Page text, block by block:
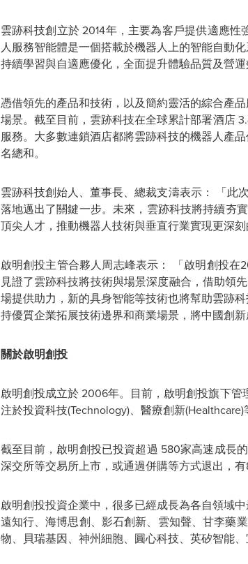
雲跡科技創立於2014年，主要為客戶提供適應
人服務智能體是一個搭載於機器人上的智能自動
持續學習與自適應優化，全面提升體驗品質及營運
憑借領先的產品和技術，以及簡約靈活的綜合產
場景。截至目前，雲跡科技在全球累計部署酒店
服務。大多數連鎖酒店都將雲跡科技的機器人產
名總和。
雲跡科技創始人、董事長、總裁支濤表示：
「此
落地邁出了關鍵一步。未來，雲跡科技將持續夯
頂尖人才，推動機器人技術與垂直行業實現更深
啟明創投主管合夥人周志峰表示：
「啟明創投
見證了雲跡科技將技術與場景深度融合，借助領
場提供助力，新的具身智能等技術也將幫助雲跡
持優質企業拓展技術邊界和商業場景，將中國創新
關於啟明創投
啟明創投成立於2006年。目前，啟明創投旗下管
注於投資科技(Technology)、醫療創新
截至目前，啟明創投已投資超過 580家高速成長
深交所等交易所上市，或通過併購等方式退出，
啟明創投投資企業中，很多已經成長為各自領域
遠知行、海博思創、影石創新、雲知聲、甘李藥
物、貝瑞基因、神州細胞、圓心科技、英矽智能